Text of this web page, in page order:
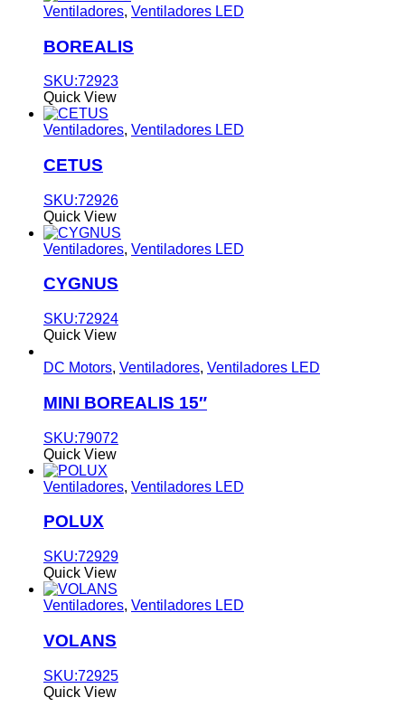
Ventiladores, Ventiladores LED
BOREALIS
SKU:72923
Quick View
Ventiladores, Ventiladores LED
CETUS
SKU:72926
Quick View
Ventiladores, Ventiladores LED
CYGNUS
SKU:72924
Quick View
DC Motors, Ventiladores, Ventiladores LED
MINI BOREALIS 15″
SKU:79072
Quick View
Ventiladores, Ventiladores LED
POLUX
SKU:72929
Quick View
Ventiladores, Ventiladores LED
VOLANS
SKU:72925
Quick View